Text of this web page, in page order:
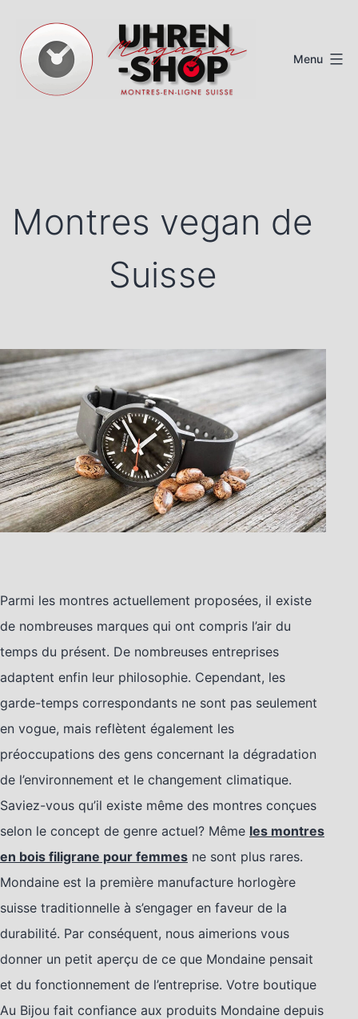
contenu
Menu
Montres vegan de
Suisse
Parmi les montres actuellement proposées, il existe
de nombreuses marques qui ont compris l’air du
temps du présent. De nombreuses entreprises
adaptent enfin leur philosophie. Cependant, les
garde-temps correspondants ne sont pas seulement
en vogue, mais reflètent également les
préoccupations des gens concernant la dégradation
de l’environnement et le changement climatique.
Saviez-vous qu’il existe même des montres conçues
selon le concept de genre actuel? Même les montres
en bois filigrane pour femmes ne sont plus rares.
Mondaine est la première manufacture horlogère
suisse traditionnelle à s’engager en faveur de la
durabilité. Par conséquent, nous aimerions vous
donner un petit aperçu de ce que Mondaine pensait
et du fonctionnement de l’entreprise. Votre boutique
Au Bijou fait confiance aux produits Mondaine depuis